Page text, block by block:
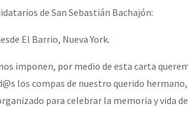
de San Sebastián Bachajón:
El Barrio, Nueva York.
imponen, por medio de esta carta
los compas de nuestro querido hermano,
para celebrar la memoria y vida